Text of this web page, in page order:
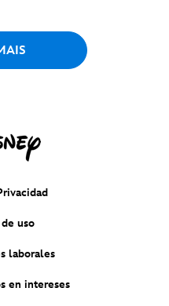
uso
laborales
en intereses